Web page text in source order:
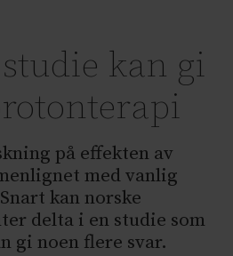
kan gi
på effekten av
med vanlig
kan norske
delta i en studie som
gi noen flere svar.